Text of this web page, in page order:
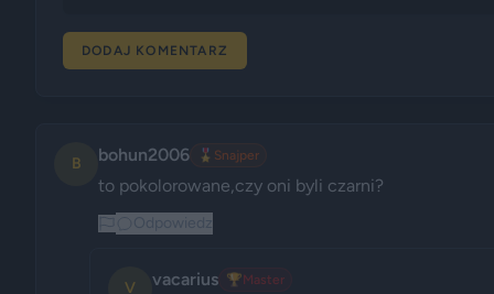
DODAJ KOMENTARZ
B bohun2006 🎖️ Snajper
to pokolorowane,czy oni byli czarni?
V vacarius 🏆Master